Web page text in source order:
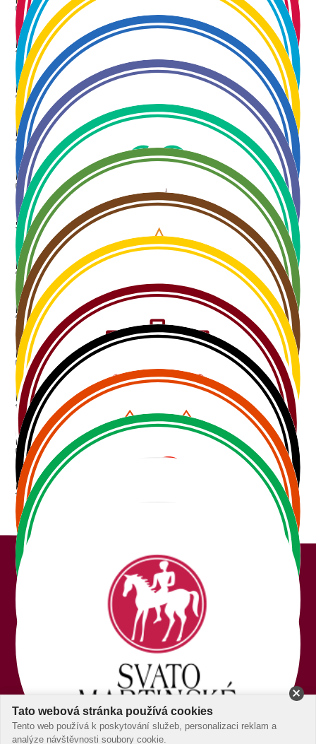
9. - 10. 8. 2024 12:00 - 22:00
Festival vína Františkovy Lázně 2024
17.08.2024 11:00 - 22:00
Festival vína Mariánské Lázně 2024
23. - 24. 8. 2024 12:00 - 22:00
Kdyňský festival vína 2024
31.08.2024 13:00 - 22:00
Chomutovský festival vína 2024
07.09.2024 13:00 - 22:00
!ZRUŠENO! Písecký festival vína 2024
14.09.2024 13:00 - 22:00
Plzeňský festival vína PODZIM 2024
20. - 21. 9. 2024 13:00 - 22:00
Rakovnický festival vína 2024
28.09.2024 13:00 - 22:00
Přeštický festival vína 2024
05.10.2024 13:00 - 22:00
Ostrovský festival vína 2024
12.10.2024 13:00 - 22:00
Svatomartinské trhy Poděbrady 2024
09.11.2024 10:00 - 17:00
Svatomartinský košt v Plzni 2024
16.11.2024
+420 737 899 588 info@festivalyvina.cz
aktuality kalendář akcígalerie kanályo festivalech
Správa cookies | Created by BestBrand
Tato webová stránka používá cookies
Tento web používá k poskytování služeb, personalizaci reklam a
analýze návštěvnosti soubory cookie.